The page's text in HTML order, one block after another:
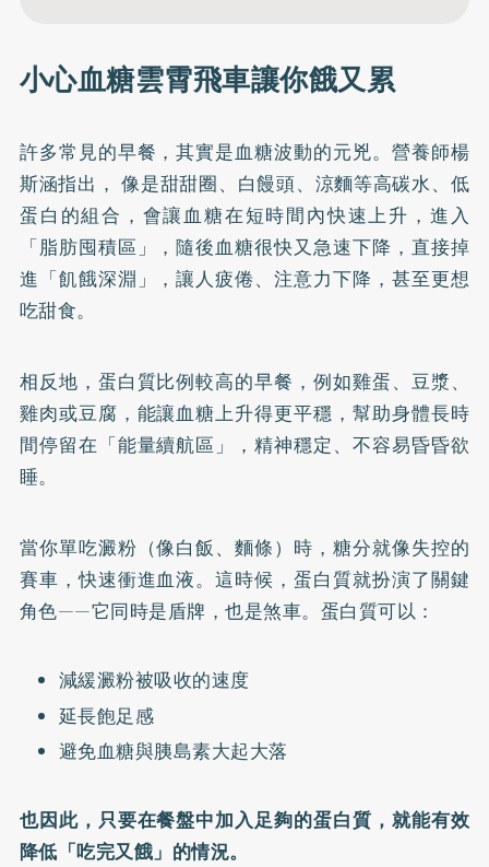
小心血糖雲霄飛車讓你餓又累
許多常見的早餐，其實是血糖波動的元兇。營養師楊
斯涵指出， 像是甜甜圈、白饅頭、涼麵等高碳水、低
蛋白的組合，會讓血糖在短時間內快速上升，進入
「脂肪囤積區」，隨後血糖很快又急速下降，直接掉
進「飢餓深淵」，讓人疲倦、注意力下降，甚至更想
吃甜食。
相反地，蛋白質比例較高的早餐，例如雞蛋、豆漿、
雞肉或豆腐，能讓血糖上升得更平穩，幫助身體長時
間停留在「能量續航區」，精神穩定、不容易昏昏欲
睡。
當你單吃澱粉（像白飯、麵條）時，糖分就像失控的
賽車，快速衝進血液。這時候，蛋白質就扮演了關鍵
角色——它同時是盾牌，也是煞車。蛋白質可以：
減緩澱粉被吸收的速度
延長飽足感
避免血糖與胰島素大起大落
也因此，只要在餐盤中加入足夠的蛋白質，就能有效
降低「吃完又餓」的情況。